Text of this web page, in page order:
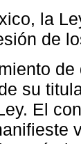
la
de
su
El